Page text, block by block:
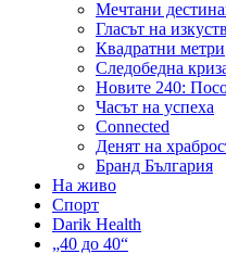
Мечтани
Гласът на
Квадратни метри
Следобедна
Новите 240:
Часът на успеха
Connected
Денят на
Бранд България
На живо
Спорт
Darik Health
„40 до 40“